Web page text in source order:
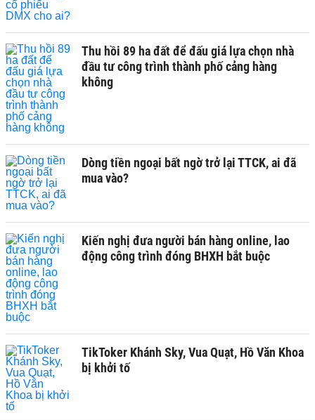
Thu hồi 89 ha đất để đấu giá lựa chọn nhà
đầu tư công trình thành phố cảng hàng
không
Dòng tiền ngoại bất ngờ trở lại TTCK, ai đã
mua vào?
Kiến nghị đưa người bán hàng online, lao
động công trình đóng BHXH bắt buộc
TikToker Khánh Sky, Vua Quạt, Hồ Văn Khoa
bị khởi tố